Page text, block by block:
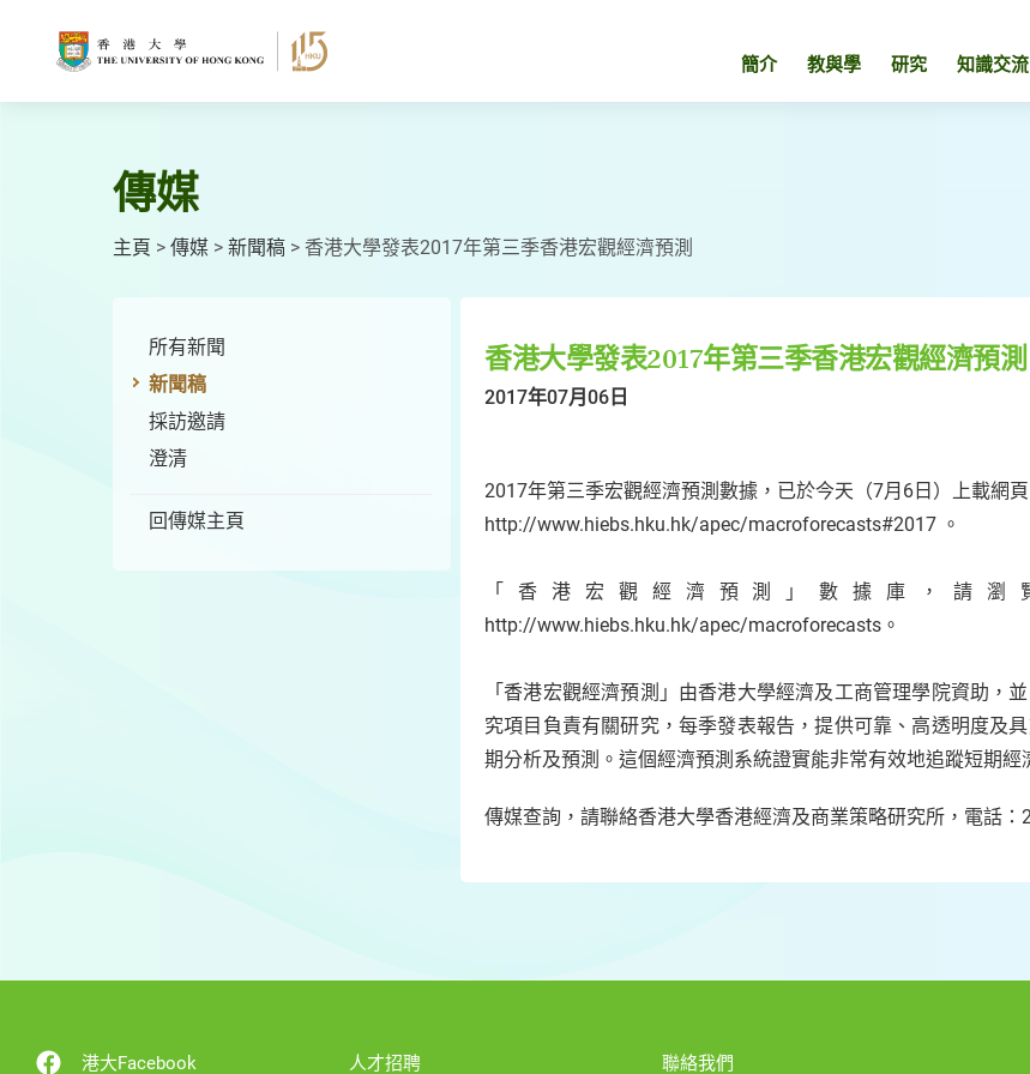
簡介 教與學 研究 知識交流
傳媒
主頁 > 傳媒 > 新聞稿 > 香港大學發表2017年第三季香港宏觀經濟預測
所有新聞
新聞稿
採訪邀請
澄清
回傳媒主頁
香港大學發表2017年第三季香港宏觀經濟預測
2017年07月06日
2017年第三季宏觀經濟預測數據，已於今天（7月6日）上載網頁
http://www.hiebs.hku.hk/apec/macroforecasts#2017 。
「香港宏觀經濟預測」數據庫，請瀏
http://www.hiebs.hku.hk/apec/macroforecasts。
「香港宏觀經濟預測」由香港大學經濟及工商管理學院資助，
究項目負責有關研究，每季發表報告，提供可靠、高透明度及
期分析及預測。這個經濟預測系統證實能非常有效地追蹤短期經
傳媒查詢，請聯絡香港大學香港經濟及商業策略研究所，電話：
港大Facebook 人才招聘 聯絡我們